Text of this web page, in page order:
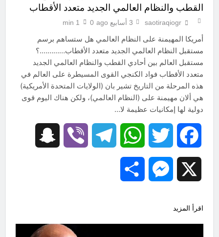
15 ساعة Ago
لوحة النشوة / راي الفلسفة
15 ساعة Ago
القطب والنظام العالمي الجديد متعدد الأقطاب
saotiraqiogr 3 أسابيع ago 0
1 min
أمريكا المهيمنة على النظام العالمي هل ستساهم برسم
مستقبل النظام العالمي الجديد متعدد الأقطاب………….؟
مستقبل العالم بين أحادي القطب والنظام العالمي الجديد
متعدد الأقطاب فواد الكنجي القوى المسيطرة على العالم في
هذه المرحلة من التاريخ تشير بان (الولايات المتحدة الأمريكية)
هي ألان مهيمنة على (النظام العالمي)، ولكن هناك اليوم قوى
دولية لها إمكانيات عظيمة لا…
Facebook
Twitter
WhatsApp
Telegram
Viber
Messenger
اقرأ المزيد